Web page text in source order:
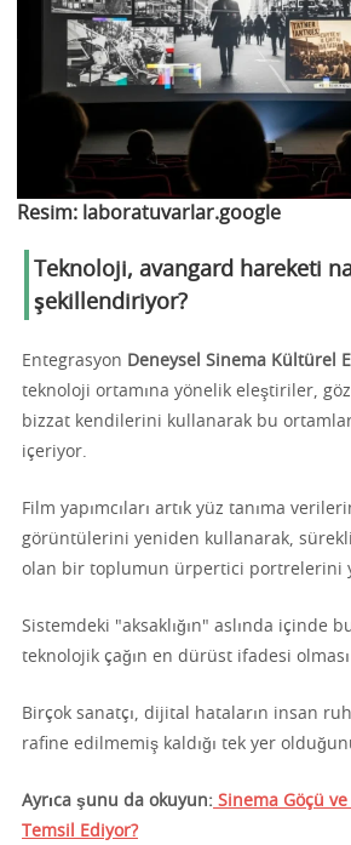
Resim: laboratuvarlar.google
Teknoloji, avangard hareketi
şekillendiriyor?
Entegrasyon Deneysel Sinema Kültürel
teknoloji ortamına yönelik eleştiriler,
bizzat kendilerini kullanarak bu
içeriyor.
Film yapımcıları artık yüz tanıma
görüntülerini yeniden kullanarak,
olan bir toplumun ürpertici portrelerini
Sistemdeki "aksaklığın" aslında içinde
teknolojik çağın en dürüst ifadesi
Birçok sanatçı, dijital hataların insan
rafine edilmemiş kaldığı tek yer
Ayrıca şunu da okuyun: Sinema Göçü ve
Temsil Ediyor?